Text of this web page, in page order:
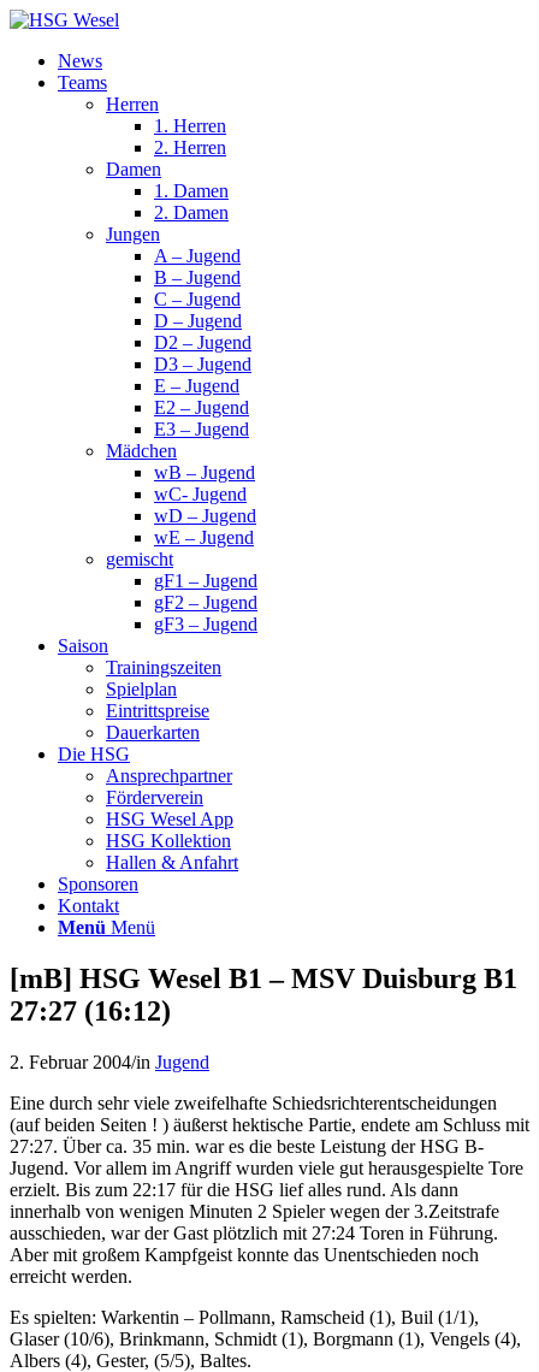
News
Teams
Herren
1. Herren
2. Herren
Damen
1. Damen
2. Damen
Jungen
A – Jugend
B – Jugend
C – Jugend
D – Jugend
D2 – Jugend
D3 – Jugend
E – Jugend
E2 – Jugend
E3 – Jugend
Mädchen
wB – Jugend
wC- Jugend
wD – Jugend
wE – Jugend
gemischt
gF1 – Jugend
gF2 – Jugend
gF3 – Jugend
Saison
Trainingszeiten
Spielplan
Eintrittspreise
Dauerkarten
Die HSG
Ansprechpartner
Förderverein
HSG Wesel App
HSG Kollektion
Hallen & Anfahrt
Sponsoren
Kontakt
Menü Menü
[mB] HSG Wesel B1 – MSV Duisburg B1
27:27 (16:12)
2. Februar 2004/in Jugend
Eine durch sehr viele zweifelhafte Schiedsrichterentscheidungen
(auf beiden Seiten ! ) äußerst hektische Partie, endete am Schluss mit
27:27. Über ca. 35 min. war es die beste Leistung der HSG B-
Jugend. Vor allem im Angriff wurden viele gut herausgespielte Tore
erzielt. Bis zum 22:17 für die HSG lief alles rund. Als dann
innerhalb von wenigen Minuten 2 Spieler wegen der 3.Zeitstrafe
ausschieden, war der Gast plötzlich mit 27:24 Toren in Führung.
Aber mit großem Kampfgeist konnte das Unentschieden noch
erreicht werden.
Es spielten: Warkentin – Pollmann, Ramscheid (1), Buil (1/1),
Glaser (10/6), Brinkmann, Schmidt (1), Borgmann (1), Vengels (4),
Albers (4), Gester, (5/5), Baltes.